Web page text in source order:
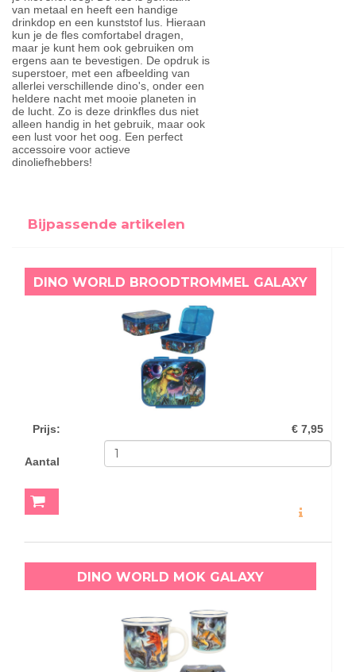
van metaal en heeft een handige
drinkdop en een kunststof lus. Hieraan
kun je de fles comfortabel dragen,
maar je kunt hem ook gebruiken om
ergens aan te bevestigen. De opdruk is
superstoer, met een afbeelding van
allerlei verschillende dino's, onder een
heldere nacht met mooie planeten in
de lucht. Zo is deze drinkfles dus niet
alleen handig in het gebruik, maar ook
een lust voor het oog. Een perfect
accessoire voor actieve
dinoliefhebbers!
Bijpassende artikelen
DINO WORLD BROODTROMMEL GALAXY
Prijs: € 7,95
Aantal
DINO WORLD MOK GALAXY